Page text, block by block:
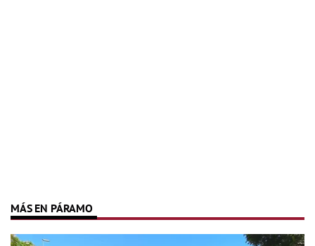
MÁS EN PÁRAMO